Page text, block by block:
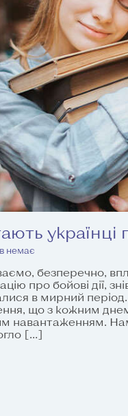
українці
немає
безперечно,
про бойові дії,
в мирний
що з кожним
навантаженням.
[…]